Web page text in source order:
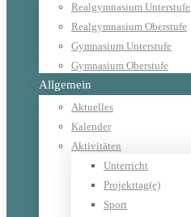
Realgymnasium Unterstufe
Realgymnasium Oberstufe
Gymnasium Unterstufe
Gymnasium Oberstufe
Allgemein
Aktuelles
Kalender
Aktivitäten
Unterricht
Projekttag(e)
Sport